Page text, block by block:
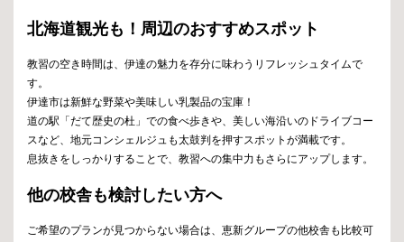
北海道観光も！周辺のおすすめスポット
教習の空き時間は、伊達の魅力を存分に味わうリフレッシュタイムで
す。
伊達市は新鮮な野菜や美味しい乳製品の宝庫！
道の駅「だて歴史の杜」での食べ歩きや、美しい海沿いのドライブコー
スなど、地元コンシェルジュも太鼓判を押すスポットが満載です。
息抜きをしっかりすることで、教習への集中力もさらにアップします。
他の校舎も検討したい方へ
ご希望のプランが見つからない場合は、恵新グループの他校舎も比較可